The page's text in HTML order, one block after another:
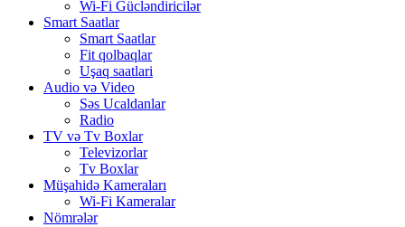
Wi-Fi Gücləndiricilər
Smart Saatlar
Smart Saatlar
Fit qolbaqlar
Uşaq saatlari
Audio və Video
Səs Ucaldanlar
Radio
TV və Tv Boxlar
Televizorlar
Tv Boxlar
Müşahidə Kameraları
Wi-Fi Kameralar
Nömrələr